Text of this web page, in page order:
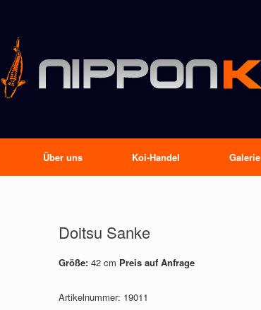
Über uns Koi-Handel Galerie
Doitsu Sanke
Größe:42 cm Preis auf Anfrage
Artikelnummer: 19011